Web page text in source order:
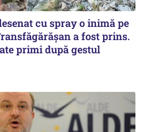
cu spray o inimă pe
a fost prins.
primi după gestul